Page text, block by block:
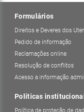
Formulários
Direitos e Deveres dos
Pedido de informação
Reclamações online
Resolução de conflitos
Acesso a informação
Políticas
Política de proteção de